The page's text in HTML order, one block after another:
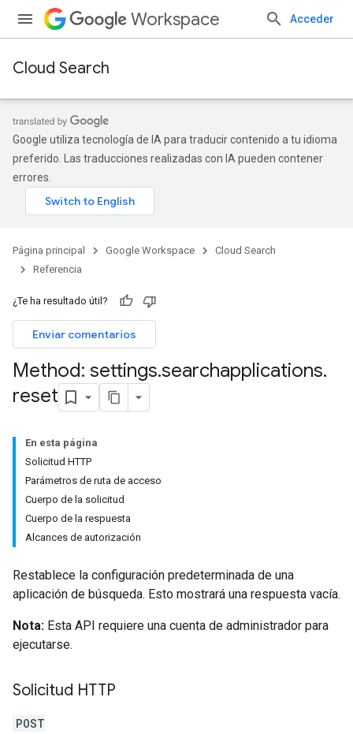
Workspace Acceder
Cloud Search
Google utiliza tecnología de IA para traducir contenido a tu idioma
preferido. Las traducciones realizadas con IA pueden contener
errores.
Página principal Google Workspace
Cloud Search
Referencia
¿Te ha resultado útil?
Enviar comentarios
Method: settings.searchapplications.
reset
En esta página
Solicitud HTTP
Parámetros de ruta de acceso
Cuerpo de la solicitud
Cuerpo de la respuesta
Alcances de autorización
Restablece la configuración predeterminada de una
aplicación de búsqueda. Esto mostrará una respuesta vacía.
Nota: Esta API requiere una cuenta de administrador para
ejecutarse.
Solicitud HTTP
POST